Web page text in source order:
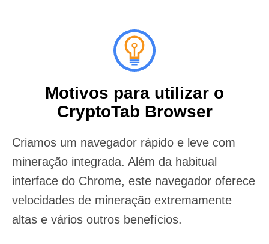
Motivos para utilizar o
CryptoTab Browser
Criamos um navegador rápido e leve com
mineração integrada. Além da habitual
interface do Chrome, este navegador oferece
velocidades de mineração extremamente
altas e vários outros benefícios.